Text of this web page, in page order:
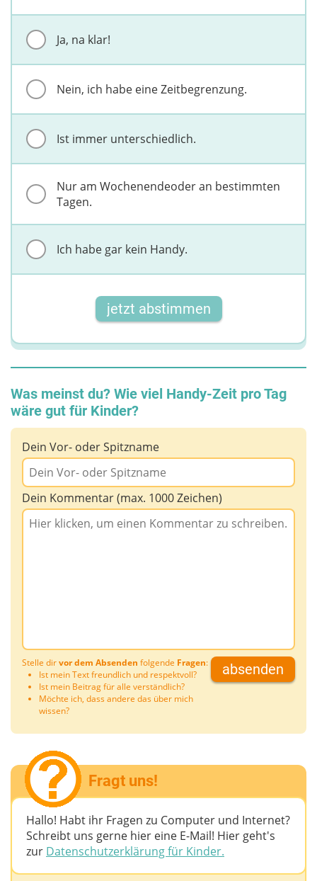
Ja, na klar!
Nein, ich habe eine Zeitbegrenzung.
Ist immer unterschiedlich.
Nur am Wochenendeoder an bestimmten
Tagen.
Ich habe gar kein Handy.
jetzt abstimmen
Was meinst du? Wie viel Handy-Zeit pro Tag
wäre gut für Kinder?
Dein Vor- oder Spitzname
Dein Kommentar (max. 1000 Zeichen)
Stelle dirvor dem Absenden folgende Fragen:
Ist mein Text freundlich und respektvoll?
Ist mein Beitrag für alle verständlich?
Möchte ich, dass andere das über mich
wissen?
absenden
Fragt uns!
Hallo! Habt ihr Fragen zu Computer und Internet?
Schreibt uns gerne hier eine E-Mail! Hier geht's
zur Datenschutzerklärung für Kinder.